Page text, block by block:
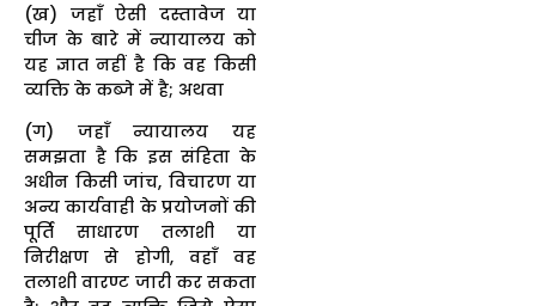
(ख) जहाँ ऐसी दस्तावेज या
चीज के बारे में न्यायालय को
यह ज्ञात नहीं है कि वह किसी
व्यक्ति के कब्जे में है; अथवा
(ग) जहाँ न्यायालय यह
समझता है कि इस संहिता के
अधीन किसी जांच, विचारण या
अन्य कार्यवाही के प्रयोजनों की
पूर्ति साधारण तलाशी या
निरीक्षण से होगी, वहाँ वह
तलाशी वारण्ट जारी कर सकता